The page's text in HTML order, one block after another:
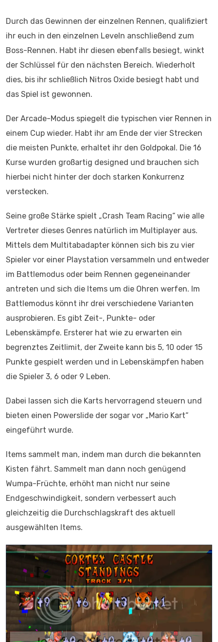
Durch das Gewinnen der einzelnen Rennen, qualifiziert
ihr euch in den einzelnen Leveln anschließend zum
Boss-Rennen. Habt ihr diesen ebenfalls besiegt, winkt
der Schlüssel für den nächsten Bereich. Wiederholt
dies, bis ihr schließlich Nitros Oxide besiegt habt und
das Spiel ist gewonnen.
Der Arcade-Modus spiegelt die typischen vier Rennen in
einem Cup wieder. Habt ihr am Ende der vier Strecken
die meisten Punkte, erhaltet ihr den Goldpokal. Die 16
Kurse wurden großartig designed und brauchen sich
hierbei nicht hinter der doch starken Konkurrenz
verstecken.
Seine große Stärke spielt „Crash Team Racing“ wie alle
Vertreter dieses Genres natürlich im Multiplayer aus.
Mittels dem Multitabadapter können sich bis zu vier
Spieler vor einer Playstation versammeln und entweder
im Battlemodus oder beim Rennen gegeneinander
antreten und sich die Items um die Ohren werfen. Im
Battlemodus könnt ihr drei verschiedene Varianten
ausprobieren. Es gibt Zeit-, Punkte- oder
Lebenskämpfe. Ersterer hat wie zu erwarten ein
begrenztes Zeitlimit, der Zweite kann bis 5, 10 oder 15
Punkte gespielt werden und in Lebenskämpfen haben
die Spieler 3, 6 oder 9 Leben.
Dabei lassen sich die Karts hervorragend steuern und
bieten einen Powerslide der sogar vor „Mario Kart“
eingeführt wurde.
Items sammelt man, indem man durch die bekannten
Kisten fährt. Sammelt man dann noch genügend
Wumpa-Früchte, erhöht man nicht nur seine
Endgeschwindigkeit, sondern verbessert auch
gleichzeitig die Durchschlagskraft des aktuell
ausgewählten Items.